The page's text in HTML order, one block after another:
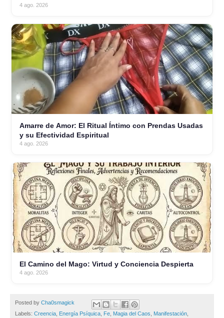
4 ago. 2026
Amarre de Amor: El Ritual Íntimo con Prendas Usadas
y su Efectividad Espiritual
4 ago. 2026
El Camino del Mago: Virtud y Conciencia Despierta
4 ago. 2026
Posted by Cha0smagick
Labels: Creencia Energía Psíquica Fe Magia del Caos Manifestación